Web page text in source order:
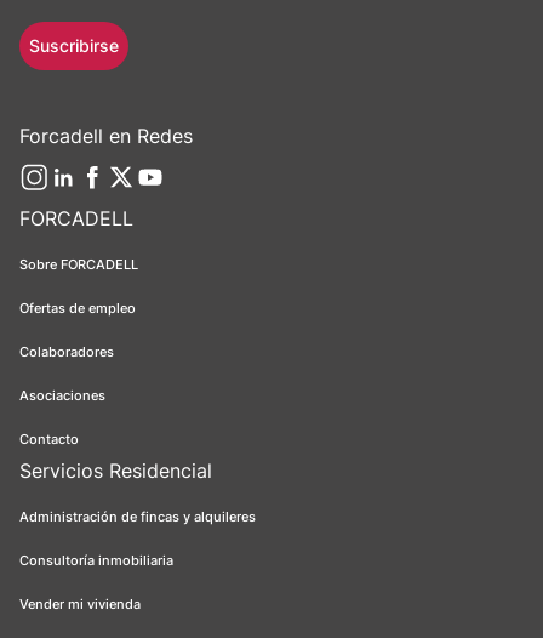
FORCADELL
Sobre FORCADELL
Ofertas de empleo
Colaboradores
Asociaciones
Contacto
Servicios Residencial
Administración de fincas y alquileres
Consultoría inmobiliaria
Vender mi vivienda
Suscribirse
Forcadell en Redes